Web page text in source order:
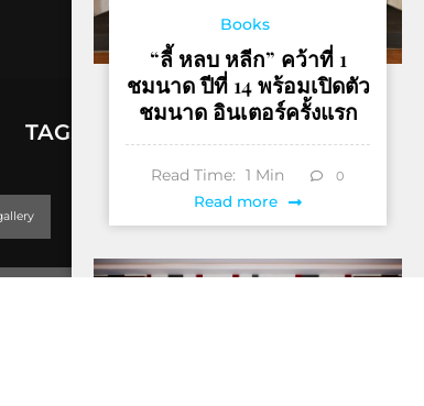
Books
“ลี้ หลบ หลีก” คว้าที่ 1
ชมนาด ปีที่ 14 พร้อมเปิดตัว
ชมนาด อินเตอร์ครั้งแรก
Read Time: 1 Min 0
Read more
TAGS
lifestyle
Trending